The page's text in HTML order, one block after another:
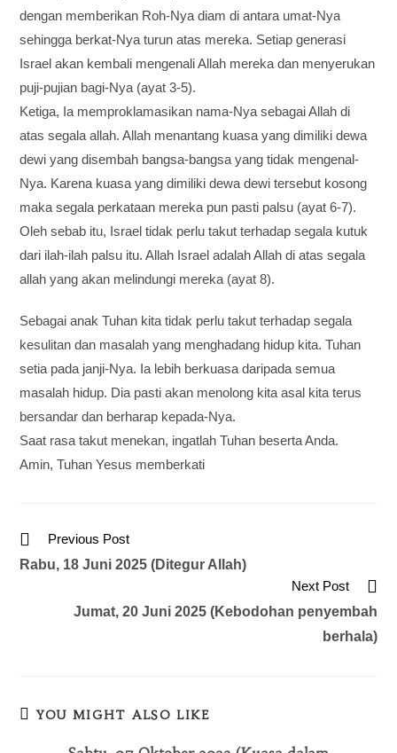
dengan memberikan Roh-Nya diam di antara umat-Nya
sehingga berkat-Nya turun atas mereka. Setiap generasi
Israel akan kembali mengenali Allah mereka dan menyerukan
puji-pujian bagi-Nya (ayat 3-5).
Ketiga, Ia memproklamasikan nama-Nya sebagai Allah di
atas segala allah. Allah menantang kuasa yang dimiliki dewa
dewi yang disembah bangsa-bangsa yang tidak mengenal-
Nya. Karena kuasa yang dimiliki dewa dewi tersebut kosong
maka segala perkataan mereka pun pasti palsu (ayat 6-7).
Oleh sebab itu, Israel tidak perlu takut terhadap segala kutuk
dari ilah-ilah palsu itu. Allah Israel adalah Allah di atas segala
allah yang akan melindungi mereka (ayat 8).
Sebagai anak Tuhan kita tidak perlu takut terhadap segala
kesulitan dan masalah yang menghadang hidup kita. Tuhan
setia pada janji-Nya. Ia lebih berkuasa daripada semua
masalah hidup. Dia pasti akan menolong kita asal kita terus
bersandar dan berharap kepada-Nya.
Saat rasa takut menekan, ingatlah Tuhan beserta Anda.
Amin, Tuhan Yesus memberkati
Previous Post
Rabu, 18 Juni 2025 (Ditegur Allah)
Next Post
Jumat, 20 Juni 2025 (Kebodohan penyembah
berhala)
YOU MIGHT ALSO LIKE